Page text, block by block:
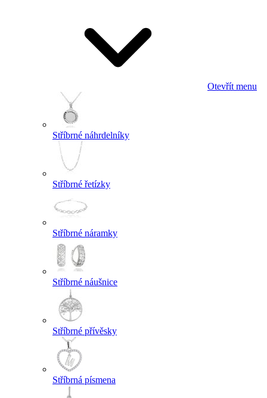
Otevřít menu
Stříbrné náhrdelníky
Stříbrné řetízky
Stříbrné náramky
Stříbrné náušnice
Stříbrné přívěsky
Stříbrná písmena